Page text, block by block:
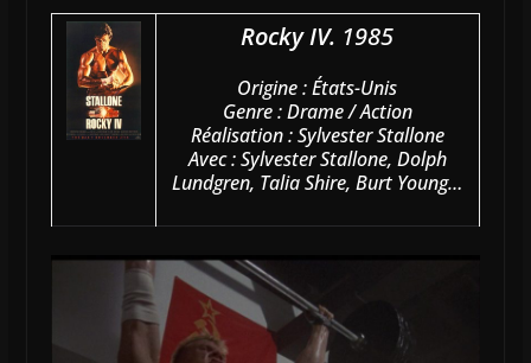
Rocky IV. 1985
Origine : États-Unis
Genre : Drame / Action
Réalisation : Sylvester Stallone
Avec : Sylvester Stallone, Dolph
Lundgren, Talia Shire, Burt Young…